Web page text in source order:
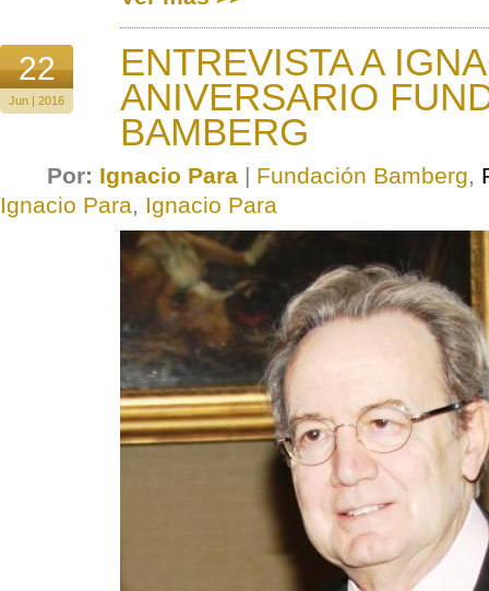
22
Jun | 2016
ENTREVISTA A
ANIVERSARIO
BAMBERG
Por: Ignacio Para | Fundación Bamberg,
Ignacio Para, Ignacio Para